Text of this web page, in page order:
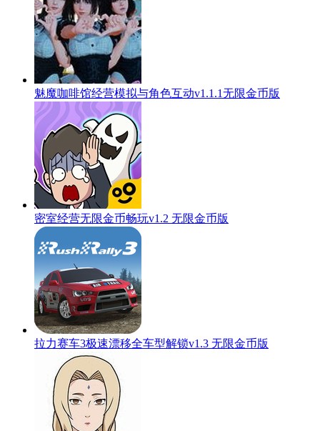
魅魔咖啡馆经营模拟与角色互动v1.1.1无限金币版
密室经营无限金币畅玩v1.2 无限金币版
拉力赛车3极速漂移全车型解锁v1.3 无限金币版